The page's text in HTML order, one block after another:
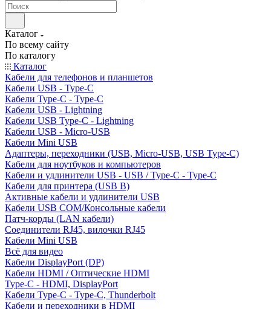
Каталог
По всему сайту
По каталогу
Каталог
Кабели для телефонов и планшетов
Кабели USB - Type-C
Кабели Type-C - Type-C
Кабели USB - Lightning
Кабели USB Type-C - Lightning
Кабели USB - Micro-USB
Кабели Mini USB
Адаптеры, переходники (USB, Micro-USB, USB Type-C)
Кабели для ноутбуков и компьютеров
Кабели и удлинители USB - USB / Type-C - Type-C
Кабели для принтера (USB B)
Активные кабели и удлинители USB
Кабели USB COM/Консольные кабели
Патч-корды (LAN кабели)
Соединители RJ45, вилочки RJ45
Кабели Mini USB
Всё для видео
Кабели DisplayPort (DP)
Кабели HDMI / Оптические HDMI
Type-C - HDMI, DisplayPort
Кабели Type-C - Type-C, Thunderbolt
Кабели и переходники в HDMI